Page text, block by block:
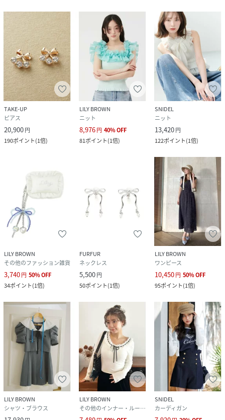
TAKE-UP
ピアス
20,900円
190ポイント(1倍)
LILY BROWN
ニット
8,976円 40%OFF
81ポイント(1倍)
SNIDEL
ニット
13,420円
122ポイント(1倍)
LILY BROWN
その他のファッション雑貨
3,740円 50%OFF
34ポイント(1倍)
FURFUR
ネックレス
5,500円
50ポイント(1倍)
LILY BROWN
ワンピース
10,450円 50%OFF
95ポイント(1倍)
LILY BROWN
シャツ・ブラウス
LILY BROWN
その他のインナー・ルームウェア
SNIDEL
カーディガン